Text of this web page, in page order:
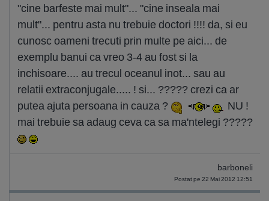
"cine barfeste mai mult"... "cine inseala mai
mult"... pentru asta nu trebuie doctori !!!! da, si eu
cunosc oameni trecuti prin multe pe aici... de
exemplu banui ca vreo 3-4 au fost si la
inchisoare.... au trecul oceanul inot... sau au
relatii extraconjugale..... ! si... ????? crezi ca ar
putea ajuta persoana in cauza ?
NU !
mai trebuie sa adaug ceva ca sa ma'ntelegi ?????
barboneli
Postat pe 22 Mai 2012 12:51